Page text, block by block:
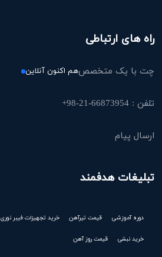
راه های ارتباطی
چت با یک متخصصهم اکنون آنلاین
تلفن : 66873954-21-98+
ارسال پیام
تبلیغات هدفمند
دوره آموزشی قیمت تیرآهن خرید تجهیزات فیبر نوری
خرید نبشی قیمت روز آهن